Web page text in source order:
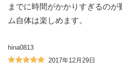
までに時間がかかりすぎるの
ム自体は楽しめます。
hina0813
2017年12月29日